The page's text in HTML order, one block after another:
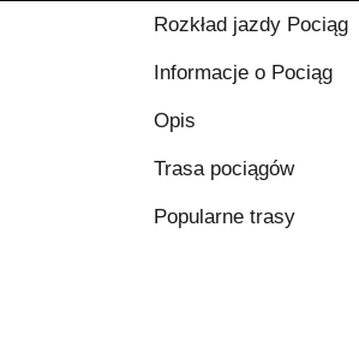
Rozkład jazdy Pociąg
Informacje o Pociąg
Opis
Trasa pociągów
Popularne trasy